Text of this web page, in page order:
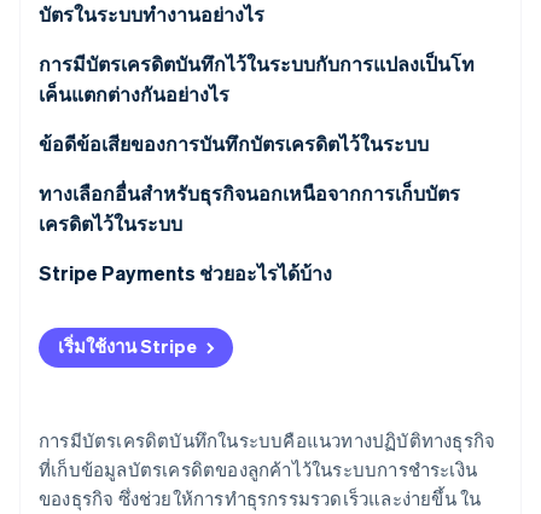
Stripe Sessions 2026
ดูว่า Stripe กำลังสร้างโครงสร้างพื้นฐานระบบเศรษฐกิจสำหรับ
AI อย่างไร
รับชมเลย
บัตรในระบบทำงานอย่างไร
การมีบัตรเครดิตบันทึกไว้ในระบบกับการแปลงเป็นโท
เค็นแตกต่างกันอย่างไร
บัตรในระบบ
การแปลงเป็นโทเค็น
ข้อดีข้อเสียของการบันทึกบัตรเครดิตไว้ในระบบ
ข้อดี
ทางเลือกอื่นสำหรับธุรกิจนอกเหนือจากการเก็บบัตร
เครดิตไว้ในระบบ
Stripe Payments ช่วยอะไรได้บ้าง
เริ่มใช้งาน Stripe
การมีบัตรเครดิตบันทึกในระบบคือแนวทางปฏิบัติทางธุรกิจ
ที่เก็บข้อมูลบัตรเครดิตของลูกค้าไว้ในระบบการชำระเงิน
ของธุรกิจ ซึ่งช่วยให้การทำธุรกรรมรวดเร็วและง่ายขึ้น ใน